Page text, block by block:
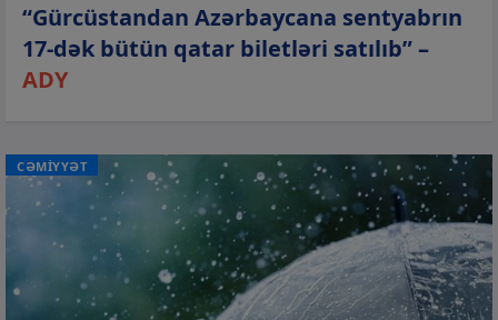
“Gürcüstandan Azərbaycana sentyabrın
17-dək bütün qatar biletləri satılıb” –
ADY
CƏMİYYƏT